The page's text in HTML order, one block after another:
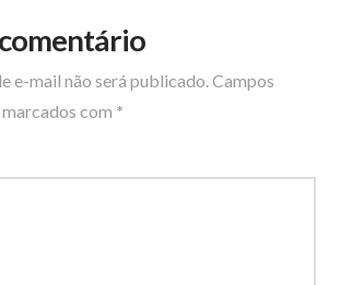
e-mail não será publicado. Campos
com *